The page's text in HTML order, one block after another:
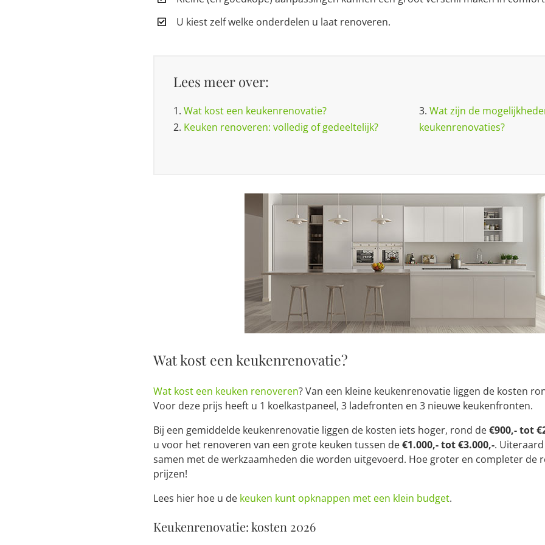
U kiest zelf welke onderdelen u laat renoveren.
Lees meer over:
1. Wat kost een keukenrenovatie?
2. Keuken renoveren: volledig of gedeeltelijk?
3.Wat zijn de
keukenrenovaties?
Wat kost een keukenrenovatie?
Wat kost een keuken renoveren? Van een kleine keukenrenovatie liggen de kosten
Voor deze prijs heeft u 1 koelkastpaneel, 3 ladefronten en 3 nieuwe keukenfronten.
Bij een gemiddelde keukenrenovatie liggen de kosten iets hoger, rond de€900,- tot
u voor het renoveren van een grote keuken tussen de€1.000,- tot €3.000,-.
samen met de werkzaamheden die worden uitgevoerd. Hoe groter en completer de
prijzen!
Lees hier hoe u de keuken kunt opknappen met een klein budget.
Keukenrenovatie: kosten 2026